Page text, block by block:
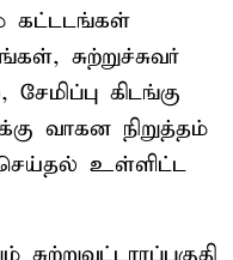
கட்டடங்கள்
சுற்றுச்சுவர்
கிடங்கு
வாகன நிறுத்தம்
உள்ளிட்ட